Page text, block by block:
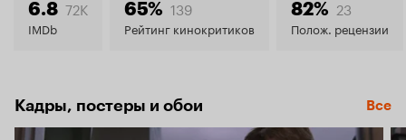
7.0
6.8 72K
IMDb
65% 139
Рейтинг кинокритиков
82% 23
Полож. рецензии
Кадры, постеры и обои Все